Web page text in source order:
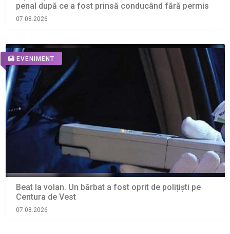
penal după ce a fost prinsă conducând fără permis
07.08.2026
EVENIMENT
Beat la volan. Un bărbat a fost oprit de polițiști pe
Centura de Vest
07.08.2026